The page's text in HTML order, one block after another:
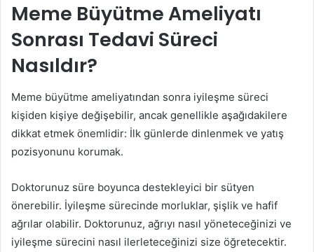
Meme Büyütme Ameliyatı
Sonrası Tedavi Süreci
Nasıldır?
Meme büyütme ameliyatından sonra iyileşme süreci
kişiden kişiye değişebilir, ancak genellikle aşağıdakilere
dikkat etmek önemlidir: İlk günlerde dinlenmek ve yatış
pozisyonunu korumak.
Doktorunuz süre boyunca destekleyici bir sütyen
önerebilir. İyileşme sürecinde morluklar, şişlik ve hafif
ağrılar olabilir. Doktorunuz, ağrıyı nasıl yöneteceğinizi ve
iyileşme sürecini nasıl ilerleteceğinizi size öğretecektir.